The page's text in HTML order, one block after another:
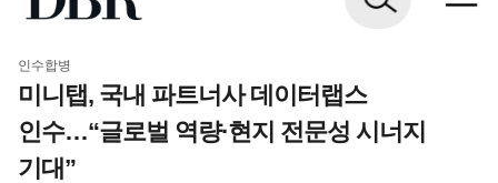
인수합병
미니탭, 국내 파트너사 데이터랩스
인수…“글로벌 역량·현지 전문성 시너지
기대”